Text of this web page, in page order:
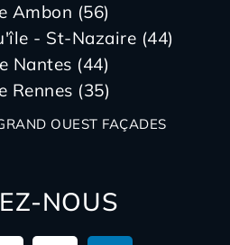
Ambon (56)
- St-Nazaire (44)
Nantes (44)
Rennes (35)
OUEST FAÇADES
NOUS